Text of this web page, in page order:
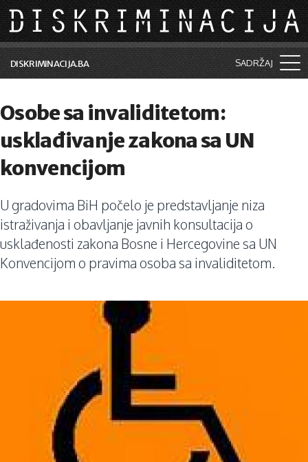
Skip to main content
DISKRIMINACIJA.BA SADRŽAJ
Vijesti i događaji
Aktuelne teme
Kolumne
Lične priče
Saradnja sa medijima
Pretraga
Osobe sa invaliditetom:
usklađivanje zakona sa UN
konvencijom
U gradovima BiH počelo je predstavljanje niza
istraživanja i obavljanje javnih konsultacija o
usklađenosti zakona Bosne i Hercegovine sa UN
Konvencijom o pravima osoba sa invaliditetom.